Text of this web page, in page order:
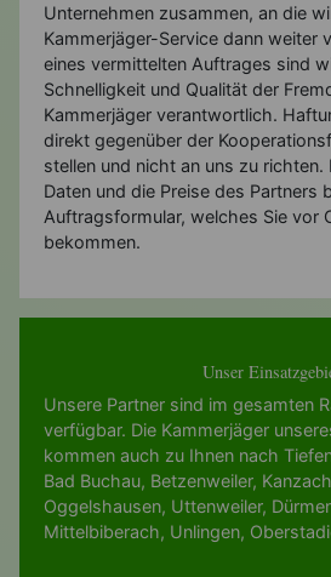
Unternehmen zusammen, an die
Kammerjäger-Service dann weiter
eines vermittelten Auftrages sind
Schnelligkeit und Qualität der
Kammerjäger verantwortlich.
direkt gegenüber der
stellen und nicht an uns zu richten.
Daten und die Preise des Partners
Auftragsformular, welches Sie vor
bekommen.
Unser
Unsere Partner sind im gesamten
verfügbar. Die Kammerjäger
kommen auch zu Ihnen nach
Bad Buchau, Betzenweiler,
Oggelshausen, Uttenweiler,
Mittelbiberach, Unlingen,